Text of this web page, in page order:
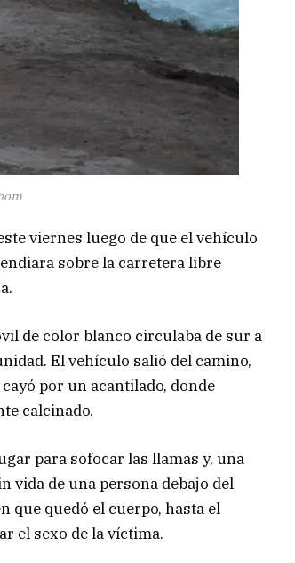
viernes luego de que el vehículo
sobre la carretera libre
de color blanco circulaba de sur a
El vehículo salió del camino,
por un acantilado, donde
calcinado.
para sofocar las llamas y, una
vida de una persona debajo del
que quedó el cuerpo, hasta el
el sexo de la víctima.